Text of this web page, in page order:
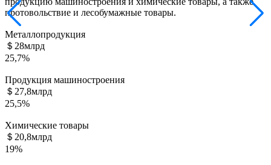
протовольствие и лесобумажные товары.
Металлопродукция
＄28млрд
25,7%
Продукция машиностроения
＄27,8млрд
25,5%
Химические товары
＄20,8млрд
19%